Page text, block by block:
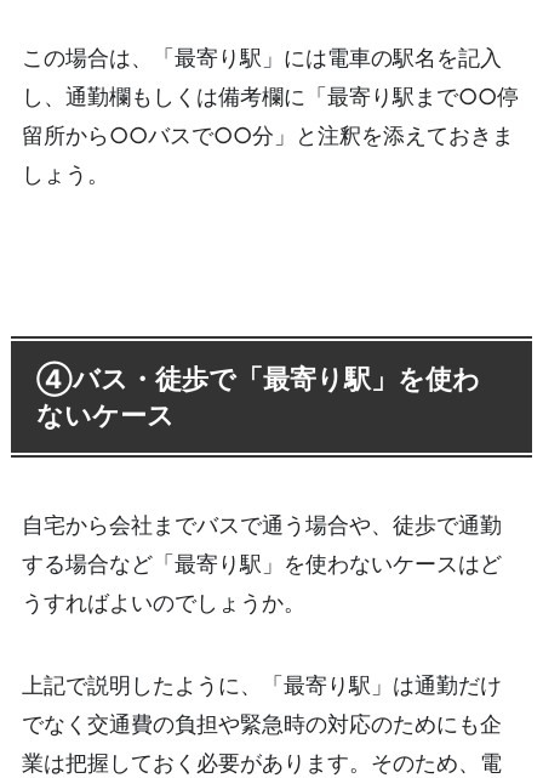
この場合は、「最寄り駅」には電車の駅名を記入
し、通勤欄もしくは備考欄に「最寄り駅まで○○停
留所から○○バスで○○分」と注釈を添えておきま
しょう。
④バス・徒歩で「最寄り駅」を使わ
ないケース
自宅から会社までバスで通う場合や、徒歩で通勤
する場合など「最寄り駅」を使わないケースはど
うすればよいのでしょうか。
上記で説明したように、「最寄り駅」は通勤だけ
でなく交通費の負担や緊急時の対応のためにも企
業は把握しておく必要があります。そのため、電